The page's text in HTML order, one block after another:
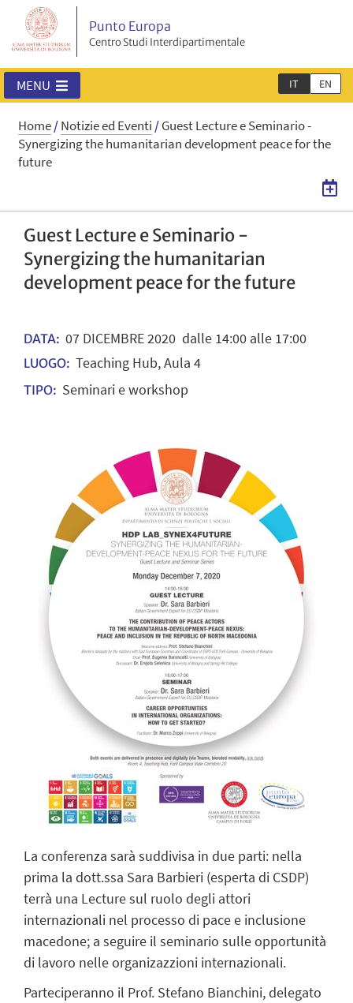
Punto Europa
Centro Studi Interdipartimentale
IT EN
MENU
Home/Notizie ed Eventi /Guest Lecture e Seminario -
Synergizing the humanitarian development peace for the
future
Guest Lecture e Seminario -
Synergizing the humanitarian
development peace for the future
DATA: 07DICEMBRE2020dalle 14:00 alle 17:00
LUOGO: Teaching Hub, Aula 4
TIPO: Seminari e workshop
La conferenza sarà suddivisa in due parti: nella
prima la dott.ssa Sara Barbieri (esperta di CSDP)
terrà una Lecture sul ruolo degli attori
internazionali nel processo di pace e inclusione
macedone; a seguire il seminario sulle opportunità
di lavoro nelle organizazzioni internazionali.
Parteciperanno il Prof. Stefano Bianchini, delegato